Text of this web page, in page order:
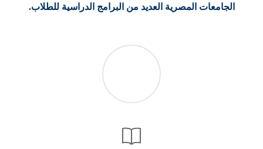
الجامعات المصرية العديد من البرامج الدراسية للطلاب.